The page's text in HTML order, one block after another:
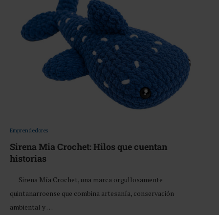
Emprendedores
Sirena Mia Crochet: Hilos que cuentan
historias
Sirena Mía Crochet, una marca orgullosamente
quintanarroense que combina artesanía, conservación
ambiental y …